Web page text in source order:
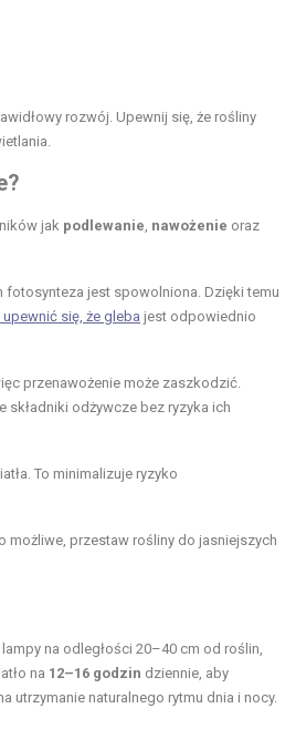
rozwój. Upewnij się, że rośliny
jak podlewanie nawożenie oraz
fotosynteza jest spowolniona. Dzięki temu
się, że gleba jest odpowiednio
przenawożenie może zaszkodzić.
składniki odżywcze bez ryzyka ich
To minimalizuje ryzyko
możliwe, przestaw rośliny do jasniejszych
na odległości 20–40 cm od roślin,
na 12–16 godzin dziennie, aby
utrzymanie naturalnego rytmu dnia i nocy.